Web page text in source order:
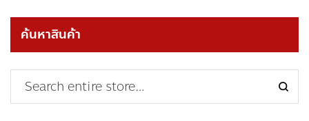
ค้นหาสินค้า